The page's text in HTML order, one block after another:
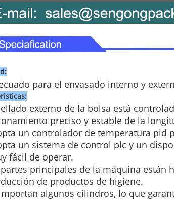
para el envasado interno y
externo de la bolsa está
preciso y estable de la
un controlador de temperatura pid
un sistema de control plc y un
fácil de operar.
principales de la máquina están
de productos de higiene.
algunos cilindros, lo que